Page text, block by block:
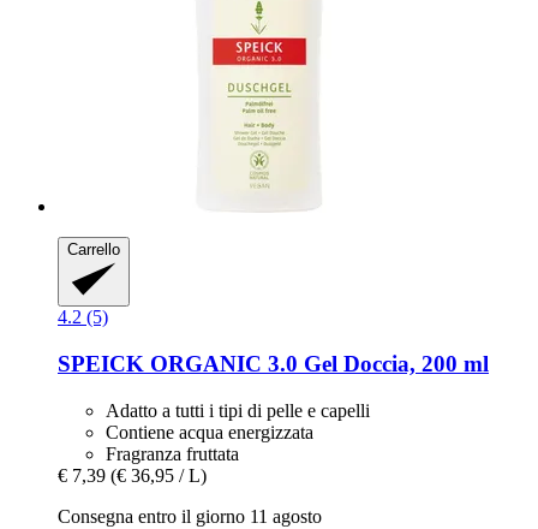
Carrello
4.2 (5)
SPEICK ORGANIC 3.0 Gel Doccia, 200 ml
Adatto a tutti i tipi di pelle e capelli
Contiene acqua energizzata
Fragranza fruttata
€ 7,39 (€ 36,95 / L)
Consegna entro il giorno 11 agosto